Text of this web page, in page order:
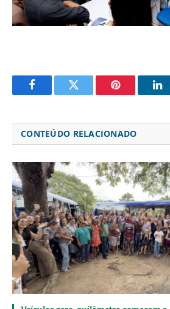
FacebookTwitter Pinterest
CONTEÚDO RELACIONADO